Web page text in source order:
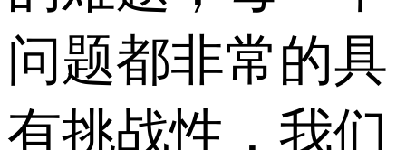
问题都非常的具
有挑战性，我们